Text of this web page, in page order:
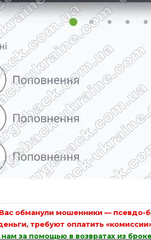
обманули мошенники — псевдо-
требуют оплатить
за помощью в возвратах из